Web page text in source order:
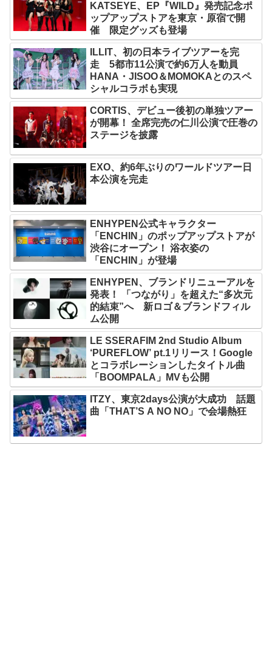
KATSEYE、EP『WILD』発売記念ポ
ップアップストアを東京・原宿で開
催 限定グッズも登場
ILLIT、初の日本ライブツアーを完
走 5都市11公演で約6万人を動員
HANA・JISOO＆MOMOKAとのスペ
シャルコラボも実現
CORTIS、デビュー後初の単独ツアー
が開幕！ 全席完売の仁川公演で圧巻の
ステージを披露
EXO、約6年ぶりのワールドツアー日
本公演を完走
ENHYPEN公式キャラクター
「ENCHIN」のポップアップストアが
渋谷にオープン！ 浴衣姿の
「ENCHIN」が登場
ENHYPEN、ブランドリニューアルを
発表！ 「つながり」を超えた“多次元
的結束”へ 新ロゴ＆ブランドフィル
ム公開
LE SSERAFIM 2nd Studio Album
‘PUREFLOW’ pt.1リリース！Google
とコラボレーションしたタイトル曲
「BOOMPALA」MVも公開
ITZY、東京2days公演が大成功 話題
曲「THAT’S A NO NO」で会場熱狂